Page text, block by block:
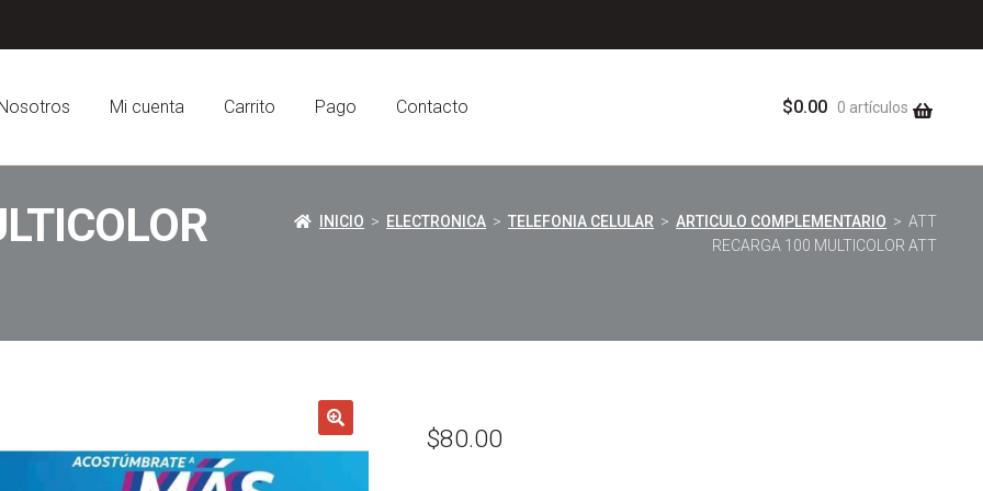
Mi cuenta Carrito Pago Contacto $0.00 0 artículos
INICIO > ELECTRONICA >TELEFONIA CELULAR >ARTICULO COMPLEMENTARIO > ATT
RECARGA 100 MULTICOLOR ATT
$80.00